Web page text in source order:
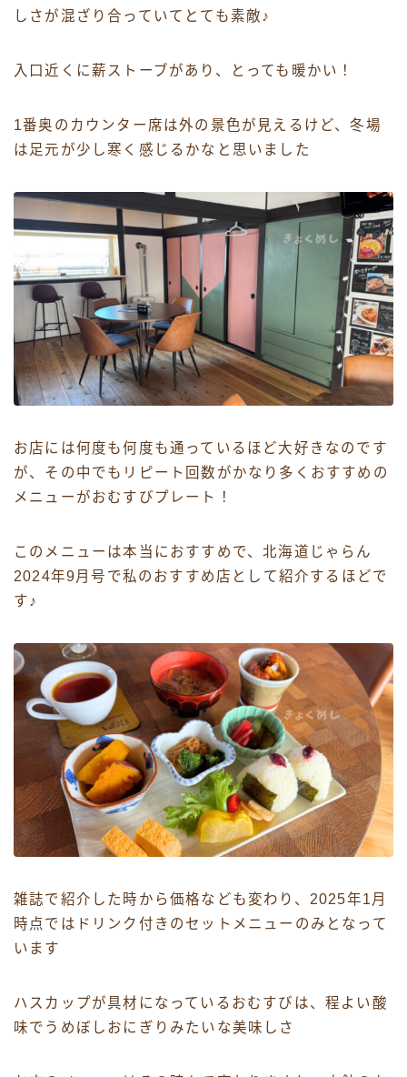
しさが混ざり合っていてとても素敵♪
入口近くに薪ストーブがあり、とっても暖かい！
1番奥のカウンター席は外の景色が見えるけど、冬場
は足元が少し寒く感じるかなと思いました
お店には何度も何度も通っているほど大好きなのです
が、その中でもリピート回数がかなり多くおすすめの
メニューがおむすびプレート！
このメニューは本当におすすめで、北海道じゃらん
2024年9月号で私のおすすめ店として紹介するほどで
す♪
雑誌で紹介した時から価格なども変わり、2025年1月
時点ではドリンク付きのセットメニューのみとなって
います
ハスカップが具材になっているおむすびは、程よい酸
味でうめぼしおにぎりみたいな美味しさ